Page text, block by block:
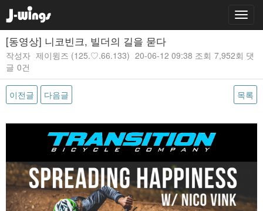
[동영상] 니코빈크, 빌더의 길을 묻다
작성자 제이윙즈 (125.♡.66.133) 20-06-12 09:38 조회 7,952회 댓
글 0건
이전글 다음글 목록
본문